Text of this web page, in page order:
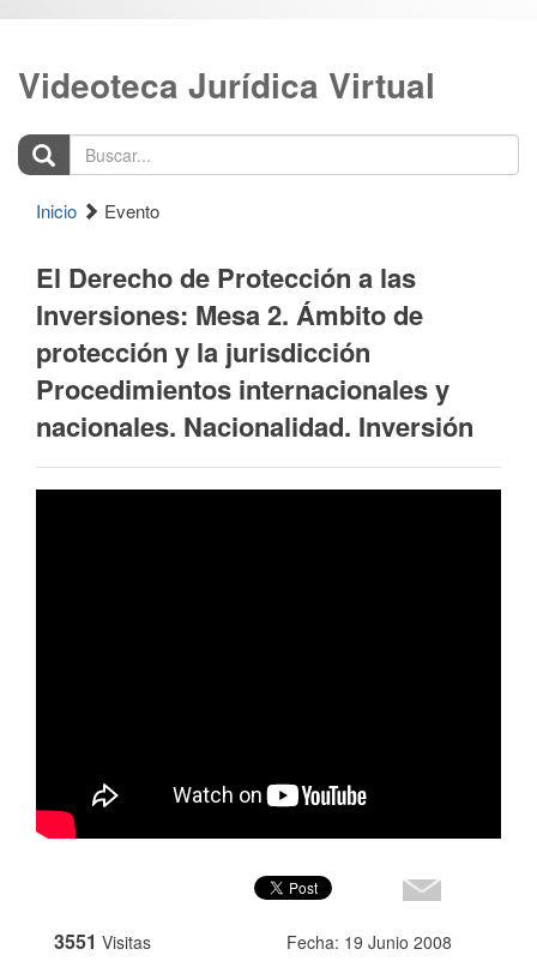
Videoteca Jurídica Virtual
Buscar...
Inicio Evento
El Derecho de Protección a las
Inversiones: Mesa 2. Ámbito de
protección y la jurisdicción
Procedimientos internacionales y
nacionales. Nacionalidad. Inversión
3551 Visitas Fecha: 19 Junio 2008